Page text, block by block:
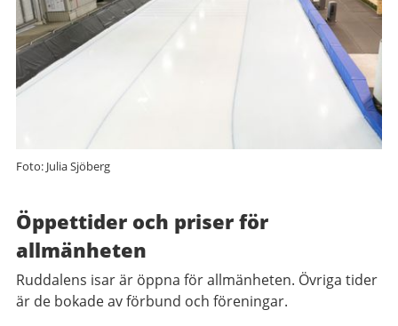
Foto: Julia Sjöberg
Öppettider och priser för
allmänheten
Ruddalens isar är öppna för allmänheten. Övriga tider
är de bokade av förbund och föreningar.